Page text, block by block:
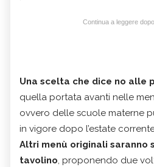
Continua a leggere
Una scelta che dice no alle
quella portata avanti nelle
ovvero delle scuole materne
in vigore dopo l’estate
Altri menù originali saranno
tavolino, proponendo due